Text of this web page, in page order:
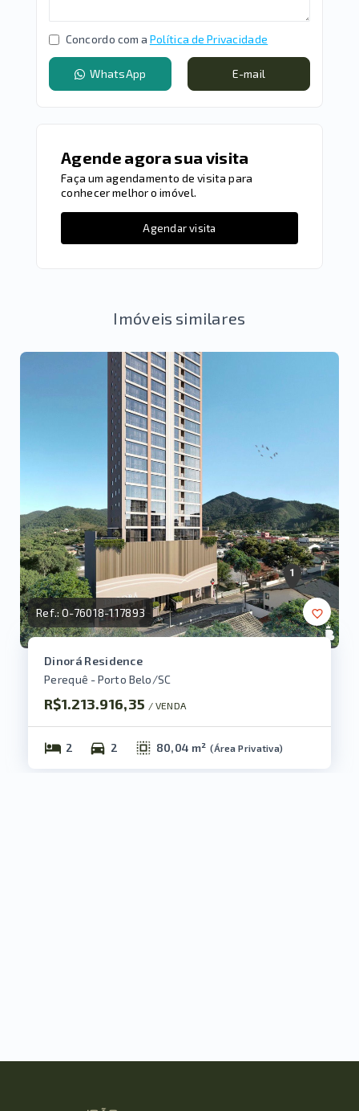
Concordo com a Política de Privacidade
WhatsApp E-mail
Agende agora sua visita
Faça um agendamento de visita para
conhecer melhor o imóvel.
Agendar visita
Imóveis similares
Ref.:O-76018-117893
Dinorá Residence
Perequê - Porto Belo/SC
R$1.213.916,35 / VENDA
2 2 80,04 m² (Área Privativa)